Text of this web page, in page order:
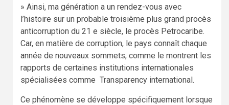
» Ainsi, ma génération a un rendez-vous avec
l’histoire sur un probable troisième plus grand procès
anticorruption du 21 e siècle, le procès Petrocaribe.
Car, en matière de corruption, le pays connaît chaque
année de nouveaux sommets, comme le montrent les
rapports de certaines institutions internationales
spécialisées comme Transparency international.
Ce phénomène se développe spécifiquement lorsque